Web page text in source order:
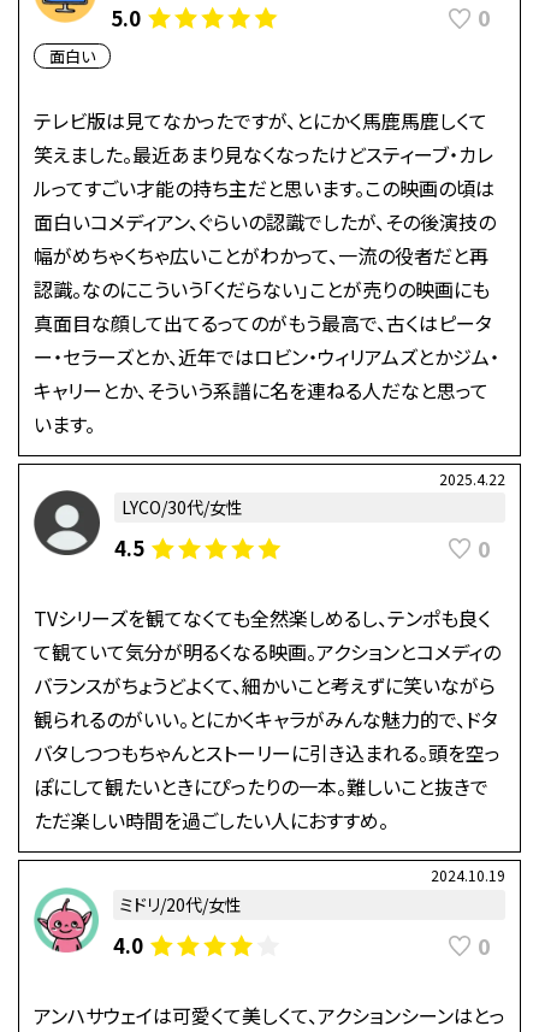
5.0 0
面白い
テレビ版は見てなかったですが、とにかく馬鹿馬鹿しくて
笑えました。最近あまり見なくなったけどスティーブ・カレ
ルってすごい才能の持ち主だと思います。この映画の頃は
面白いコメディアン、ぐらいの認識でしたが、その後演技の
幅がめちゃくちゃ広いことがわかって、一流の役者だと再
認識。なのにこういう「くだらない」ことが売りの映画にも
真面目な顔して出てるってのがもう最高で、古くはピータ
ー・セラーズとか、近年ではロビン・ウィリアムズとかジム・
キャリーとか、そういう系譜に名を連ねる人だなと思って
います。
2025.4.22
LYCO/30代/女性
4.5 0
TVシリーズを観てなくても全然楽しめるし、テンポも良く
て観ていて気分が明るくなる映画。アクションとコメディの
バランスがちょうどよくて、細かいこと考えずに笑いながら
観られるのがいい。とにかくキャラがみんな魅力的で、ドタ
バタしつつもちゃんとストーリーに引き込まれる。頭を空っ
ぽにして観たいときにぴったりの一本。難しいこと抜きで
ただ楽しい時間を過ごしたい人におすすめ。
2024.10.19
ミドリ/20代/女性
4.0 0
アンハサウェイは可愛くて美しくて、アクションシーンはとっ